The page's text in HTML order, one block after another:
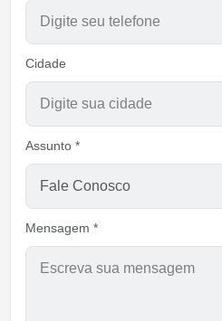
Cidade
Assunto *
Mensagem *